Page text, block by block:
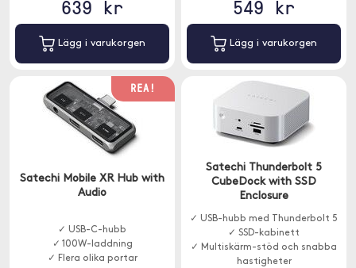
639 kr
Lägg i varukorgen
549 kr
Lägg i varukorgen
REA!
Satechi Mobile XR Hub with
Audio
✓ USB-C-hubb
✓ 100W-laddning
✓ Flera olika portar
Satechi Thunderbolt 5
CubeDock with SSD
Enclosure
✓ USB-hubb med Thunderbolt 5
✓ SSD-kabinett
✓ Multiskärm-stöd och snabba
hastigheter